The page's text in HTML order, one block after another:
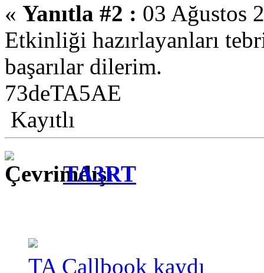
« Yanıtla #2 : 03 Ağustos
Etkinliği hazırlayanları
başarılar dilerim.
73deTA5AE
Kayıtlı
TA3RT
TA Callbook kaydı